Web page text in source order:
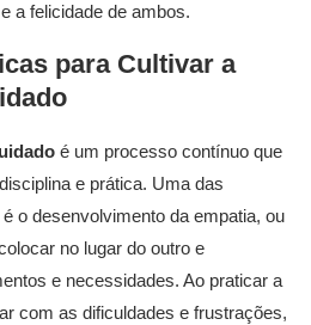
a felicidade de ambos.
para Cultivar a
é um processo contínuo que
e prática. Uma das
o desenvolvimento da empatia, ou
no lugar do outro e
e necessidades. Ao praticar a
com as dificuldades e frustrações,